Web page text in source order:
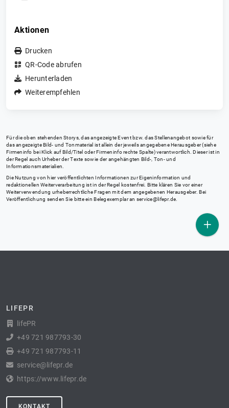
Aktionen
Drucken
QR-Code abrufen
Herunterladen
Weiterempfehlen
Für die oben stehenden Storys, das angezeigte Event bzw. das Stellenangebot sowie für
das angezeigte Bild- und Tonmaterial ist allein der jeweils angegebene Herausgeber (siehe
Firmeninfo bei Klick auf Bild/Titel oder Firmeninfo rechte Spalte) verantwortlich. Dieser ist in
der Regel auch Urheber der Texte sowie der angehängten Bild-, Ton- und
Informationsmaterialien.
Die Nutzung von hier veröffentlichten Informationen zur Eigeninformation und
redaktionellen Weiterverarbeitung ist in der Regel kostenfrei. Bitte klären Sie vor einer
Weiterverwendung urheberrechtliche Fragen mit dem angegebenen Herausgeber. Bei
Veröffentlichung senden Sie bitte ein Belegexemplar an service@lifepr.de
LIFEPR
lifePR
+49 721 987793-30
+49 721 987793-11
service@lifepr.de
https://www.lifepr.de
KONTAKT